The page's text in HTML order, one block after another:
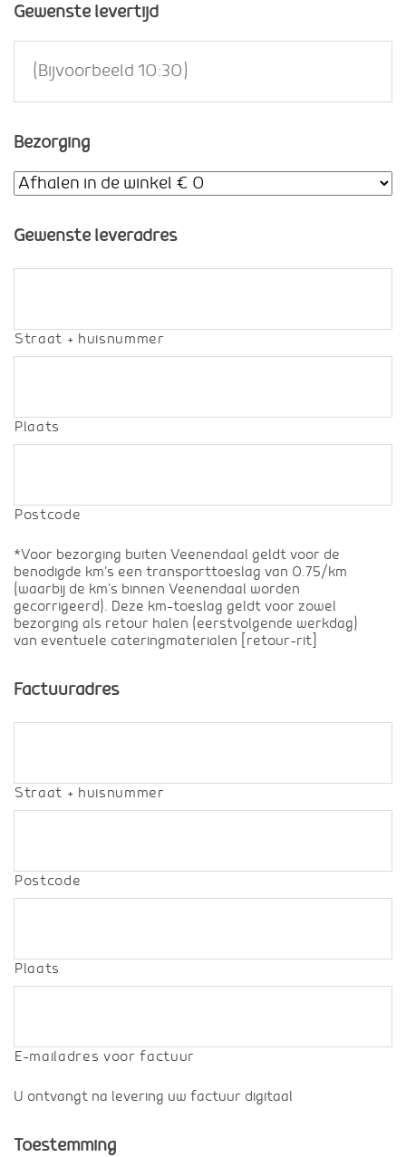
Gewenste levertijd
Bezorging
Gewenste leveradres
Straat + huisnummer
Plaats
Postcode
*Voor bezorging buiten Veenendaal geldt voor de
benodigde km's een transporttoeslag van 0.75/km
(waarbij de km's binnen Veenendaal worden
gecorrigeerd). Deze km-toeslag geldt voor zowel
bezorging als retour halen (eerstvolgende werkdag)
van eventuele cateringmaterialen [retour-rit]
Factuuradres
Straat + huisnummer
Postcode
Plaats
E-mailadres voor factuur
U ontvangt na levering uw factuur digitaal
Toestemming